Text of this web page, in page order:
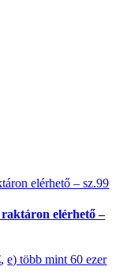
elérhető – sz.99
elérhető –
,e) több mint 60 ezer